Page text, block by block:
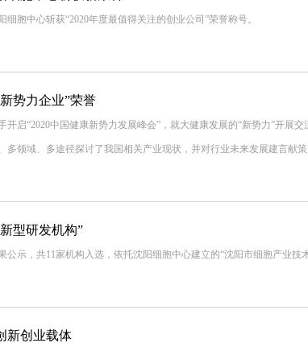
胞中心斩获“2020年度最值得关注的创业公司”荣誉称号。
势力企业”荣誉
启“2020中国健康新势力发展峰会”，就大健康发展的“新势力”开展
领域、多途径探讨了我国相关产业现状，并对行业未来发展建言献策
型研发机构”
示，共11家机构入选，依托沈阳细胞中心建立的“沈阳市细胞产业技
新创业载体